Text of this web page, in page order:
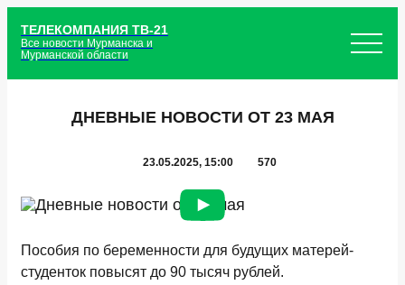
ТЕЛЕКОМПАНИЯ ТВ-21
Все новости Мурманска и
Мурманской области
ДНЕВНЫЕ НОВОСТИ ОТ 23 МАЯ
23.05.2025, 15:00 570
Пособия по беременности для будущих матерей-
студенток повысят до 90 тысяч рублей.